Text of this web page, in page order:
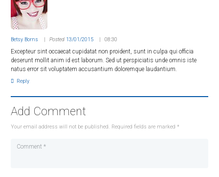
Betsy Borns Posted 13/01/2015 08:30
Excepteur sint occaecat cupidatat non proident, sunt in culpa qui officia
deserunt mollit anim id est laborum. Sed ut perspiciatis unde omnis iste
natus error sit voluptatem accusantium doloremque laudantium.
Reply
Add Comment
Your email address will not be published. Required fields are marked *